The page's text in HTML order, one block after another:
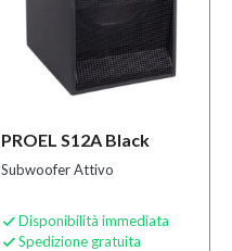
PROEL S12A Black
Subwoofer Attivo
 Disponibilità immediata
 Spedizione gratuita